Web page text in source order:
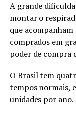
A grande
montar o
que
comprados em
poder de compra
O Brasil tem
tempos normais,
unidades por ano.